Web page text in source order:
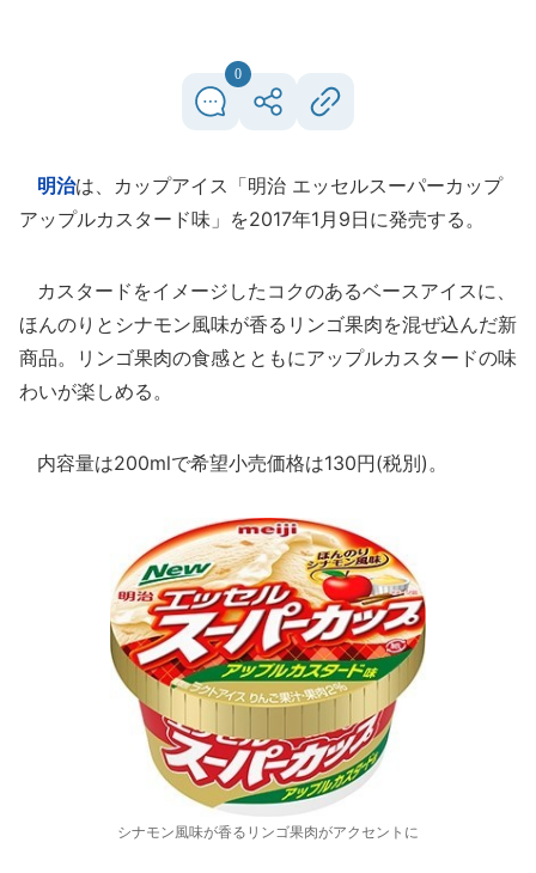
0
明治は、カップアイス「明治 エッセルスーパーカップ
アップルカスタード味」を2017年1月9日に発売する。
カスタードをイメージしたコクのあるベースアイスに、
ほんのりとシナモン風味が香るリンゴ果肉を混ぜ込んだ新
商品。リンゴ果肉の食感とともにアップルカスタードの味
わいが楽しめる。
内容量は200mlで希望小売価格は130円(税別)。
シナモン風味が香るリンゴ果肉がアクセントに